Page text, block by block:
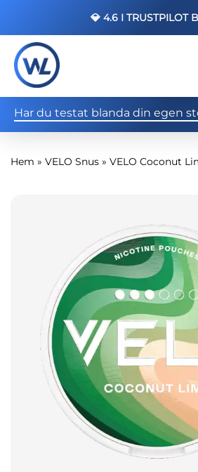
💎 4.6 I TRUSTPILOT
Har du testat blanda din egen
Hem » VELO Snus » VELO Coconut